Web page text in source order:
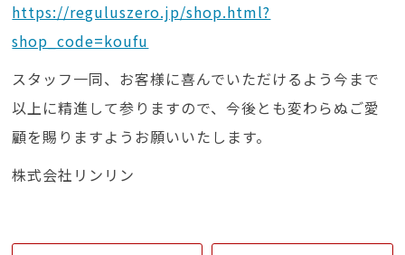
https://reguluszero.jp/shop.html?
shop_code=koufu
スタッフ一同、お客様に喜んでいただけるよう今まで
以上に精進して参りますので、今後とも変わらぬご愛
顧を賜りますようお願いいたします。
株式会社リンリン